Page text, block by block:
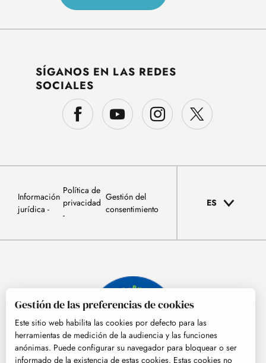
SÍGANOS EN LAS REDES
SOCIALES
Información
jurídica
Política de
privacidad
Gestión del
consentimiento
ES
Gestión de las preferencias de cookies
Este sitio web habilita las cookies por defecto para las
herramientas de medición de la audiencia y las funciones
anónimas. Puede configurar su navegador para bloquear o ser
informado de la existencia de estas cookies. Estas cookies no